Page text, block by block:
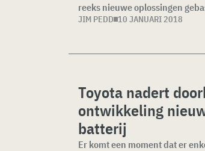
reeks nieuwe oplossingen
JIM PEDD 10 JANUARI 2018
Toyota nadert
ontwikkeling
batterij
Er komt een moment dat er